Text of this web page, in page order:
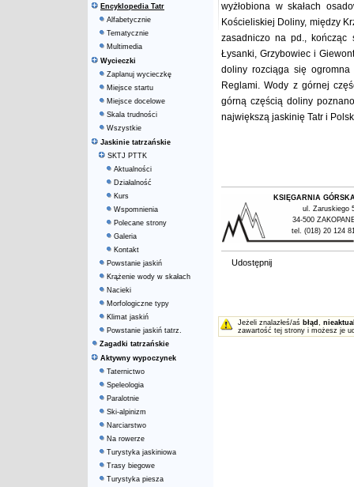
Encyklopedia Tatr
Alfabetycznie
Tematycznie
Multimedia
Wycieczki
Zaplanuj wycieczkę
Miejsce startu
Miejsce docelowe
Skala trudności
Wszystkie
Jaskinie tatrzańskie
SKTJ PTTK
Aktualności
Działalność
Kurs
Wspomnienia
Polecane strony
Galeria
Kontakt
Powstanie jaskiń
Krążenie wody w skałach
Nacieki
Morfologiczne typy
Klimat jaskiń
Powstanie jaskiń tatrz.
Zagadki tatrzańskie
Aktywny wypoczynek
Taternictwo
Speleologia
Paralotnie
Ski-alpinizm
Narciarstwo
Na rowerze
Turystyka jaskiniowa
Trasy biegowe
Turystyka piesza
wyżłobiona w skałach
Kościeliskiej Doliny, między
zasadniczo na pd., kończąc
Łysanki, Grzybowiec i
doliny rozciąga się ogromna
Reglami. Wody z górnej
górną częścią doliny
największą jaskinię Tatr i
KSIĘGARNIA
ul. Zaruskiego
34-500
tel. (018) 20 124
Udostępnij
Jeżeli znalazłeś/aś błąd ,
zawartość tej strony i możesz je